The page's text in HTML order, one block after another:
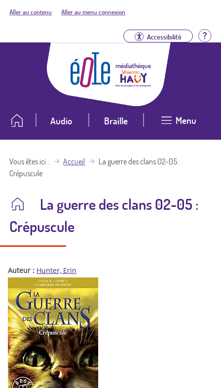
Aller au contenu Aller au menu connexion
Accessibilité
Audio Braille Menu
Vous êtes ici Accueil
La guerre des clans 02-05 :
Crépuscule
La guerre des clans 02-05 :
Crépuscule
Auteur : Hunter, Erin